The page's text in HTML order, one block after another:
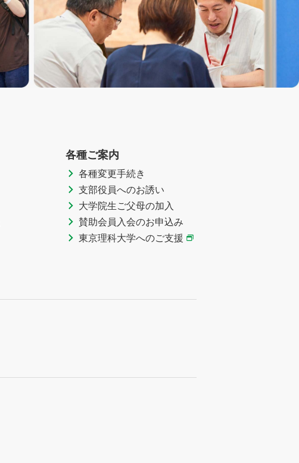
各種ご案内
各種変更手続き
支部役員へのお誘い
大学院生ご父母の加入
賛助会員入会のお申込み
東京理科大学へのご支援